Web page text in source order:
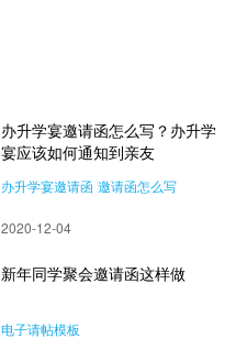
办升学宴邀请函怎么写？办升学
宴应该如何通知到亲友
办升学宴邀请函 邀请函怎么写
2020-12-04
新年同学聚会邀请函这样做
电子请帖模板